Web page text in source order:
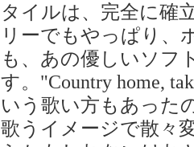
タイルは、完全に確
リーでもやっぱり、
も、あの優しいソフ
す。"Country home,
いう歌い方もあった
歌うイメージで散々